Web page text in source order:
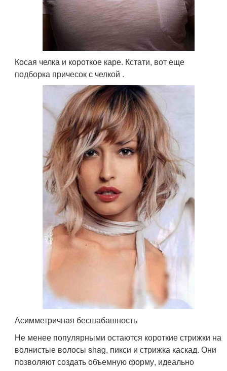
Косая челка и короткое каре. Кстати, вот еще
подборка причесок с челкой .
Асимметричная бесшабашность
Не менее популярными остаются короткие стрижки на
волнистые волосы shag, пикси и стрижка каскад. Они
позволяют создать объемную форму, идеально